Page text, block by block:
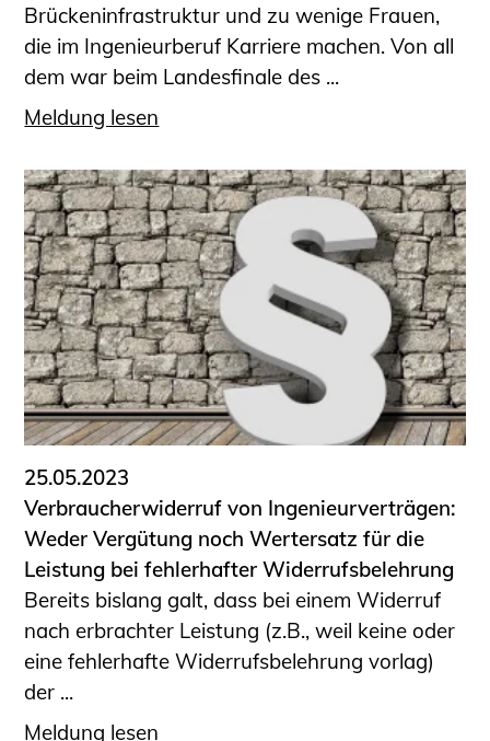
Brückeninfrastruktur und zu wenige Frauen,
die im Ingenieurberuf Karriere machen. Von all
dem war beim Landesfinale des ...
Meldung lesen
25.05.2023
Verbraucherwiderruf von Ingenieurverträgen:
Weder Vergütung noch Wertersatz für die
Leistung bei fehlerhafter Widerrufsbelehrung
Bereits bislang galt, dass bei einem Widerruf
nach erbrachter Leistung (z.B., weil keine oder
eine fehlerhafte Widerrufsbelehrung vorlag)
der ...
Meldung lesen